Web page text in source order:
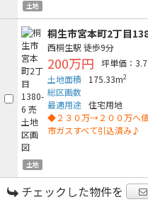
土地
土地
桐生市宮本町2丁目
西桐生駅 徒歩9分
200万円
坪単価：
土地面積
175.33m2
総区画数
最適用途 住宅用地
◆２３０万→２００万へ
市ガスすべて引込済み♪
チェックした物件を